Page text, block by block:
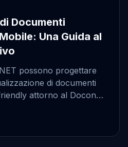
Documenti
Una Guida al
possono progettare
di documenti
attorno al Doconut